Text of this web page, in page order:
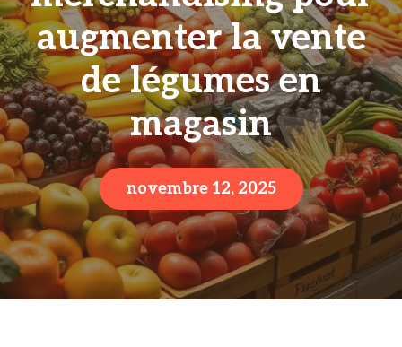
augmenter la vente
de légumes en
magasin
novembre 12, 2025